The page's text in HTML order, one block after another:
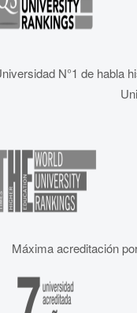
N°1 de habla
Máxima acreditación